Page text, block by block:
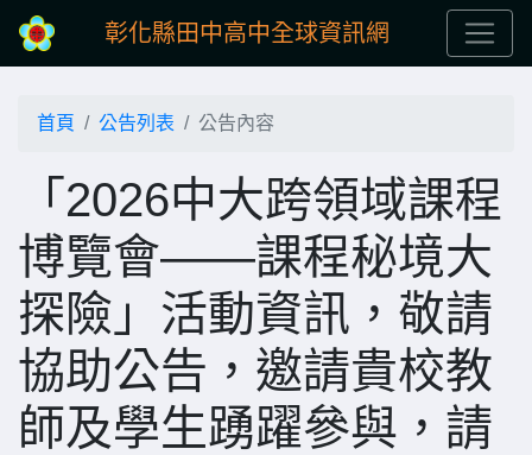
彰化縣田中高中全球資訊網
首頁 公告列表 公告內容
「2026中大跨領域課程
博覽會——課程秘境大
探險」活動資訊，敬請
協助公告，邀請貴校教
師及學生踴躍參與，請